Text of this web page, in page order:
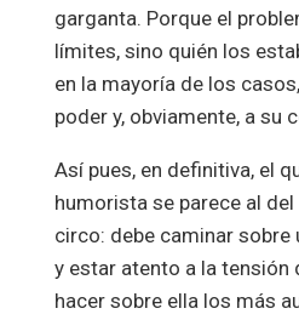
garganta. Porque el
límites, sino quién los
en la mayoría de los
poder y, obviamente, a su
Así pues, en definitiva, el
humorista se parece al
circo: debe caminar sobre
y estar atento a la tensión
hacer sobre ella los más